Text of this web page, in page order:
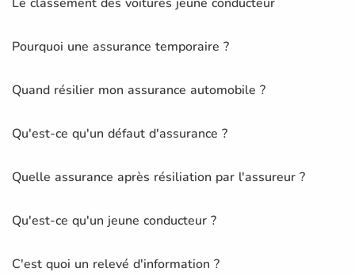
Pourquoi une assurance temporaire ?
Quand résilier mon assurance automobile ?
Qu'est-ce qu'un défaut d'assurance ?
Quelle assurance après résiliation par l'assureur ?
Qu'est-ce qu'un jeune conducteur ?
C'est quoi un relevé d'information ?